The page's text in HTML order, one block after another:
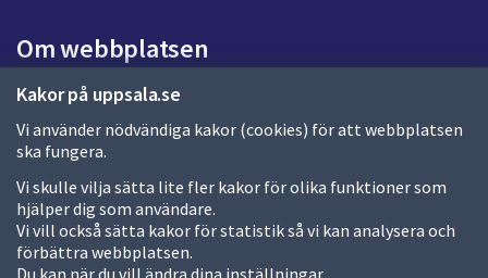
Kakor på uppsala.se
Vi använder nödvändiga kakor (cookies) för att webbplatsen
ska fungera.
Vi skulle vilja sätta lite fler kakor för olika funktioner som
hjälper dig som användare.
Vi vill också sätta kakor för statistik så vi kan analysera och
förbättra webbplatsen.
Du kan när du vill ändra dina inställningar.
d
a
Om webbplatsen
Om webbplatsen
Allmänna handlingar och diarium
Behandling av personuppgifter
Kakor
Språk (other languages)